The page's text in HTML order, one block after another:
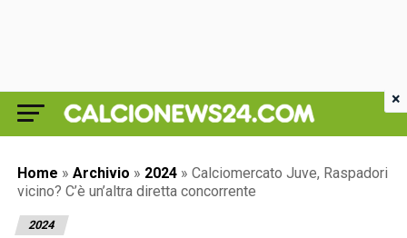
Home » Archivio » 2024 » Calciomercato Juve, Raspadori
vicino? C’è un’altra diretta concorrente
2024
×